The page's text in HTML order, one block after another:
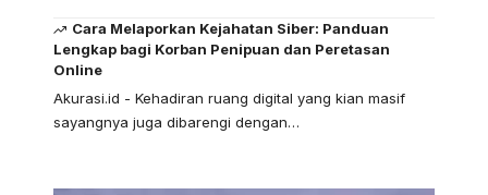
Cara Melaporkan Kejahatan Siber: Panduan
Lengkap bagi Korban Penipuan dan Peretasan
Online
Akurasi.id - Kehadiran ruang digital yang kian masif
sayangnya juga dibarengi dengan…